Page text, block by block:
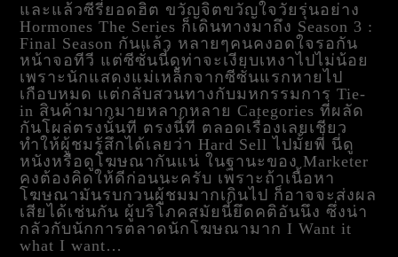
และแล้วซีรี่ยอดฮิต ขวัญจิตขวัญใจวัยรุ่นอย่าง
Hormones The Series ก็เดินทางมาถึง Season 3 :
Final Season กันแล้ว หลายๆคนคงอดใจรอกัน
หน้าจอทีวี แต่ซีซั่นนี้ดูท่าจะเงียบเหงาไปไม่น้อย
เพราะนักแสดงแม่เหล็กจากซีซั่นแรกหายไป
เกือบหมด แต่กลับสวนทางกับมหกรรมการ Tie-
in สินค้ามากมายหลากหลาย Categories ที่ผลัด
กันโผล่ตรงนั้นที ตรงนี้ที ตลอดเรื่องเลยเชียว
ทำให้ผู้ชมรู้สึกได้เลยว่า Hard Sell ไปมั้ยพี่ นี่ดู
หนังหรือดูโฆษณากันแน่ ในฐานะของ Marketer
คงต้องคิดให้ดีก่อนนะครับ เพราะถ้าเนื้อหา
โฆษณามันรบกวนผู้ชมมากเกินไป ก็อาจจะส่งผล
เสียได้เช่นกัน ผู้บริโภคสมัยนี้ยึดคติอันนึง ซึ่งน่า
กลัวกับนักการตลาดนักโฆษณามาก I Want it
what I want…